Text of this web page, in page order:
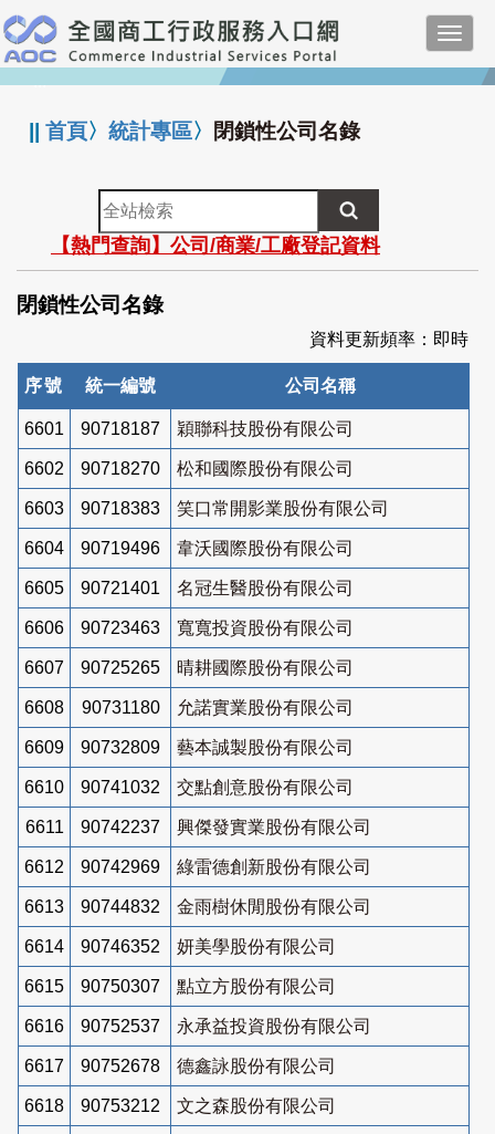
跳
到
主
要
:::
||首頁〉統計專區〉 閉鎖性公司名錄
全
站
檢
索
【熱門查詢】公司/商業/工廠登記資料
閉鎖性公司名錄
資料更新頻率：即時
序號 統一編號 公司名稱
6601 90718187 穎聯科技股份有限公司
6602 90718270 松和國際股份有限公司
6603 90718383 笑口常開影業股份有限公司
6604 90719496 韋沃國際股份有限公司
6605 90721401 名冠生醫股份有限公司
6606 90723463 寬寬投資股份有限公司
6607 90725265 晴耕國際股份有限公司
6608 90731180 允諾實業股份有限公司
6609 90732809 藝本誠製股份有限公司
6610 90741032 交點創意股份有限公司
6611 90742237 興傑發實業股份有限公司
6612 90742969 綠雷德創新股份有限公司
6613 90744832 金雨樹休閒股份有限公司
6614 90746352 妍美學股份有限公司
6615 90750307 點立方股份有限公司
6616 90752537 永承益投資股份有限公司
6617 90752678 德鑫詠股份有限公司
6618 90753212 文之森股份有限公司